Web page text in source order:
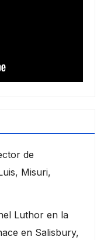
de
Misuri,
Luthor en la
en Salisbury,